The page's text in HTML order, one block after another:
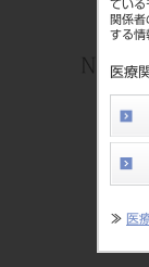
てい
関係者
する情
医療
≫ 医